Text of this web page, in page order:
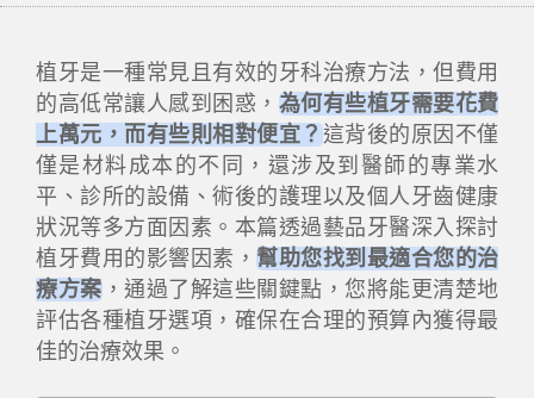
植牙是一種常見且有效的牙科治療方法，但費用
的高低常讓人感到困惑， 為何有些植牙需要花費
上萬元，而有些則相對便宜？ 這背後的原因不僅
僅是材料成本的不同，還涉及到醫師的專業水
平、診所的設備、術後的護理以及個人牙齒健康
狀況等多方面因素。本篇透過藝品牙醫深入探討
植牙費用的影響因素， 幫助您找到最適合您的治
療方案 ，通過了解這些關鍵點，您將能更清楚地
評估各種植牙選項，確保在合理的預算內獲得最
佳的治療效果。